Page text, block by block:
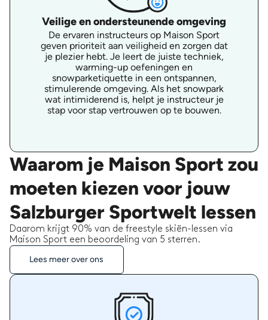
Veilige en ondersteunende omgeving
De ervaren instructeurs op Maison Sport
geven prioriteit aan veiligheid en zorgen dat
je plezier hebt. Je leert de juiste techniek,
warming-up oefeningen en
snowparketiquette in een ontspannen,
stimulerende omgeving. Als het snowpark
wat intimiderend is, helpt je instructeur je
stap voor stap vertrouwen op te bouwen.
Waarom je Maison Sport zou
moeten kiezen voor jouw
Salzburger Sportwelt lessen
Daarom krijgt 90% van de freestyle skiën-lessen via
Maison Sport een beoordeling van 5 sterren.
Lees meer over ons